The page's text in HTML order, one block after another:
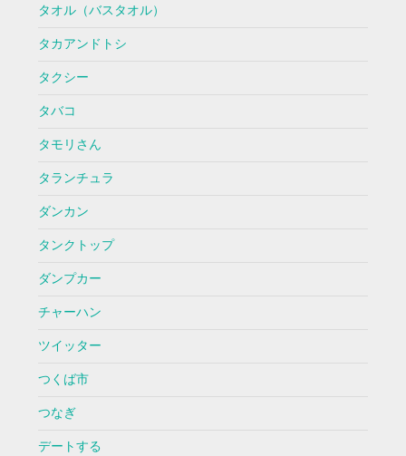
タオル（バスタオル）
タカアンドトシ
タクシー
タバコ
タモリさん
タランチュラ
ダンカン
タンクトップ
ダンプカー
チャーハン
ツイッター
つくば市
つなぎ
デートする